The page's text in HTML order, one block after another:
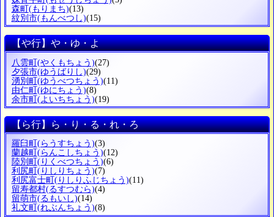
森町 (もりまち)(13)
紋別市(もんべつし)(15)
【や行】や・ゆ・よ
八雲町(やくもちょう)(27)
夕張市(ゆうばりし)(29)
湧別町(ゆうべつちょう)(11)
由仁町(ゆにちょう)(8)
余市町(よいちちょう)(19)
【ら行】ら・り・る・れ・ろ
羅臼町 (らうすちょう)(3)
蘭越町 (らんこしちょう)(12)
陸別町 (りくべつちょう)(6)
利尻町 (りしりちょう)(7)
利尻富士町 (りしりふじちょう)(11)
留寿都村(るすつむら)(4)
留萌市(るもいし)(14)
礼文町 (れぶんちょう)(8)